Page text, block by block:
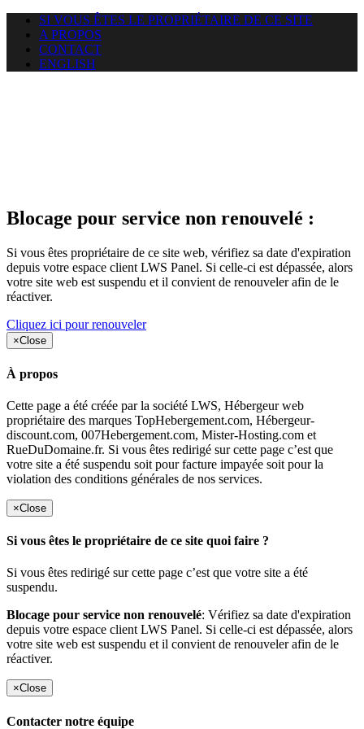
SI VOUS ÊTES LE PROPRIÉTAIRE DE CE SITE
A PROPOS
CONTACT
ENGLISH
Blocage pour service non renouvelé :
Si vous êtes propriétaire de ce site web, vérifiez sa date d'expiration
depuis votre espace client LWS Panel. Si celle-ci est dépassée, alors
votre site web est suspendu et il convient de renouveler afin de le
réactiver.
Cliquez ici pour renouveler
×Close
À propos
Cette page a été créée par la société LWS, Hébergeur web
propriétaire des marques TopHebergement.com, Hébergeur-
discount.com, 007Hebergement.com, Mister-Hosting.com et
RueDuDomaine.fr. Si vous êtes redirigé sur cette page c’est que
votre site a été suspendu soit pour facture impayée soit pour la
violation des conditions générales de nos services.
×Close
Si vous êtes le propriétaire de ce site quoi faire ?
Si vous êtes redirigé sur cette page c’est que votre site a été
suspendu.
Blocage pour service non renouvelé: Vérifiez sa date d'expiration
depuis votre espace client LWS Panel. Si celle-ci est dépassée, alors
votre site web est suspendu et il convient de renouveler afin de le
réactiver.
×Close
Contacter notre équipe